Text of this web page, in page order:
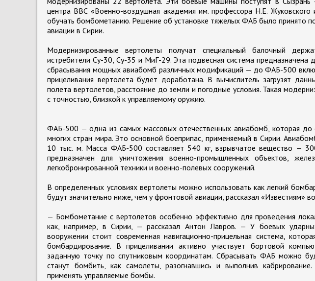
центра ВВС «Военно-воздушная академия им. профессора Н.Е. Жуковского
обучать бомбометанию. Решение об установке тяжелых ФАБ было принято
авиации в Сирии.
Модернизированные вертолеты получат специальный балочный
истребители Су-30, Су-35 и МиГ-29. Эта подвесная система предназначена
сбрасывания мощных авиабомб различных модификаций — до ФАБ-500
прицеливания вертолета будет доработана. В вычислитель загрузят
полета вертолетов, расстояние до земли и погодные условия. Такая
с точностью, близкой к управляемому оружию.
ФАБ-500 — одна из самых массовых отечественных авиабомб, которая
многих стран мира. Это основной боеприпас, применяемый в Сирии.
10 тыс. м. Масса ФАБ-500 составляет 540 кг, взрывчатое вещество —
предназначен для уничтожения военно-промышленных объектов,
легкобронированной техники и военно-полевых сооружений.
В определенных условиях вертолеты можно использовать как легкий
будут значительно ниже, чем у фронтовой авиации, рассказал «Известиям»
— Бомбометание с вертолетов особенно эффективно для проведения
как, например, в Сирии, — рассказал Антон Лавров. — У боевых
вооружении стоит современная навигационно-прицельная система,
бомбардирование. В прицеливании активно участвует бортовой
заданную точку по спутниковым координатам. Сбрасывать ФАБ можно
станут бомбить, как самолеты, разогнавшись и выполнив
применять управляемые бомбы.